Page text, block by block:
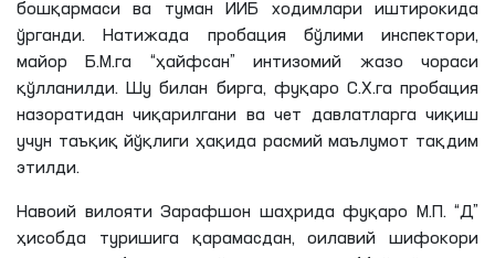
бошқармаси ва туман ИИБ ходимлари иштирокида
ўрганди. Натижада пробация бўлими инспектори,
майорБ.М.га “ҳайфсан” интизомий жазо чораси
қўлланилди. Шу билан бирга, фуқаро С.Х.га пробация
назоратидан чиқарилгани ва чет давлатларга чиқиш
учун таъқиқ йўқлиги ҳақида расмий маълумот тақдим
этилди.
Навоий вилояти Зарафшон шаҳрида фуқаро М.П. “ Д
ҳисобда туришига қарамасдан, оилавий шифокори